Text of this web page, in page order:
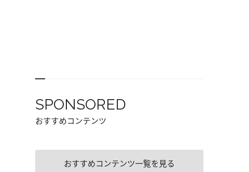
SPONSORED
おすすめコンテンツ
おすすめコンテンツ一覧を見る